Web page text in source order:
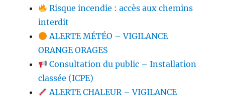
Risque incendie : accès aux chemins
interdit
ALERTE MÉTÉO – VIGILANCE
ORANGE ORAGES
Consultation du public – Installation
classée (ICPE)
ALERTE CHALEUR – VIGILANCE